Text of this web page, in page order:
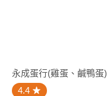
永成蛋行(雞蛋、鹹鴨蛋)
4.4